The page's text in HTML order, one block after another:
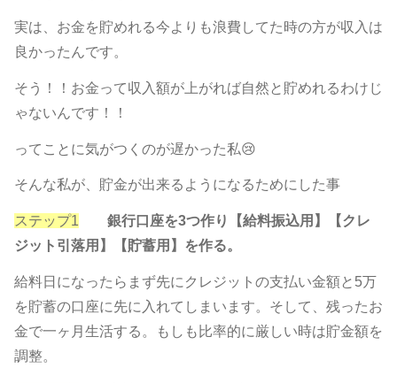
実は、お金を貯めれる今よりも浪費してた時の方が収入は
良かったんです。
そう！！お金って収入額が上がれば自然と貯めれるわけじ
ゃないんです！！
ってことに気がつくのが遅かった私😢
そんな私が、貯金が出来るようになるためにした事
ステップ1
銀行口座を3つ作り【給料振込用】【クレ
ジット引落用】【貯蓄用】を作る。
給料日になったらまず先にクレジットの支払い金額と5万
を貯蓄の口座に先に入れてしまいます。そして、残ったお
金で一ヶ月生活する。もしも比率的に厳しい時は貯金額を
調整。